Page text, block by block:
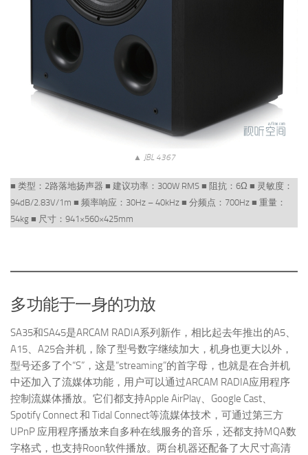
▲ JBL 4367
■ 类型：2路落地扬声器 ■ 建议功率：300W RMS ■ 阻抗：6Ω ■ 灵敏度：
94dB/2.83V/1m ■ 频率响应：30Hz – 40kHz ■ 分频点：700Hz ■ 重量：
54kg ■ 尺寸：941×560×425mm
多功能于一身的功放
SA35和SA45是ARCAM RADIA系列新作，相比起去年推出的A5、
A15、A25合并机，除了型号数字继续加大，机身也更大以外，
型号还多了个“S”，这是“streaming”的首字母，也就是在合并机
中还加入了流媒体功能，用户可以通过ARCAM RADIA应用程序
控制流媒体播放。它们都支持Apple AirPlay、Google Cast、
Spotify Connect 和 Tidal Connect等流媒体技术，可通过第三方
UPnP 应用程序播放来自多种在线服务的音乐，还都支持MQA数
字格式，也支持Roon软件播放。两台机器还配备了大尺寸高清